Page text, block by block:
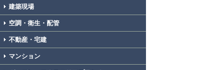
建築現場
空調・衛生・配管
不動産・宅建
マンション